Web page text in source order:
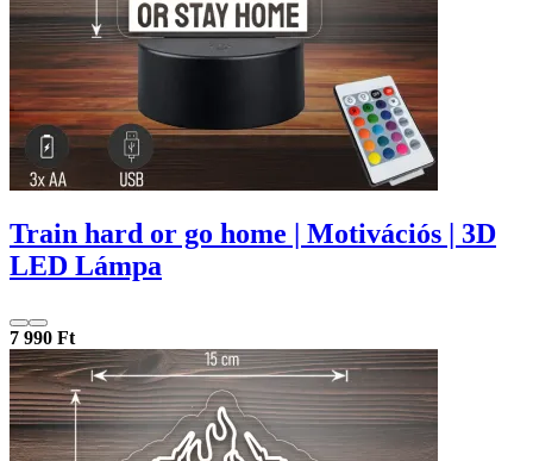
Train hard or go home | Motivációs | 3D
LED Lámpa
7 990 Ft